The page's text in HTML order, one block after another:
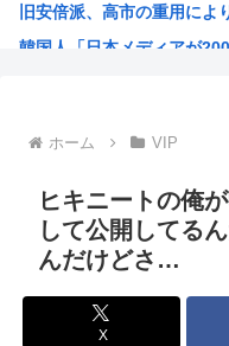
わいせつな行為疑いで逮捕
旧安倍派、高市の重用に
韓国人「日本メディアが
15歳少女に性的暴行した
【海外の反応】 アルゼン
ジャンポケ斉藤の弁護士「
「飯塚幸三は上級国民だ
ジョジョ3部のスタンド、
高市早苗が全裸でガニ股
ホーム VIP
ヒキニートの俺
して公開してる
んだけどさ…
X